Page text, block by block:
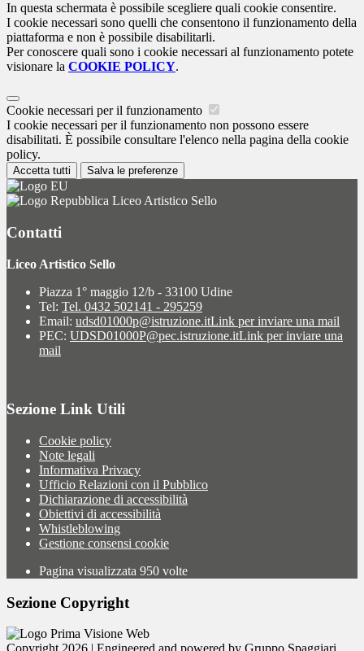
In questa schermata è possibile scegliere quali cookie consentire.
I cookie necessari sono quelli che consentono il funzionamento della
piattaforma e non è possibile disabilitarli.
Per conoscere quali sono i cookie necessari al funzionamento potete
visionare la COOKIE POLICY.
Cookie necessari per il funzionamento
I cookie necessari per il funzionamento non possono essere
disabilitati. È possibile consultare l'elenco nella pagina della cookie
policy.
Accetta tutti Salva le preferenze
Liceo Artistico Sello
Contatti
Liceo Artistico Sello
Piazza 1° maggio 12/b - 33100 Udine
Tel: Tel. 0432 502141 - 295259
Email: udsd01000p@istruzione.itLink per inviare una mail
PEC: UDSD01000P@pec.istruzione.itLink per inviare una
mail
Sezione Link Utili
Cookie policy
Note legali
Informativa Privacy
Ufficio Relazioni con il Pubblico
Dichiarazione di accessibilità
Obiettivi di accessibilità
Whistleblowing
Gestione consensi cookie
Pagina visualizzata 950 volte
Sezione Copyright